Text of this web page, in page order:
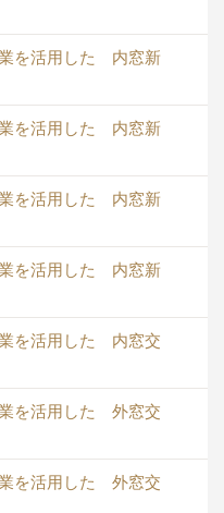
を活用した 内窓新
を活用した 内窓新
を活用した 内窓新
を活用した 内窓新
を活用した 内窓交
を活用した 外窓交
を活用した 外窓交